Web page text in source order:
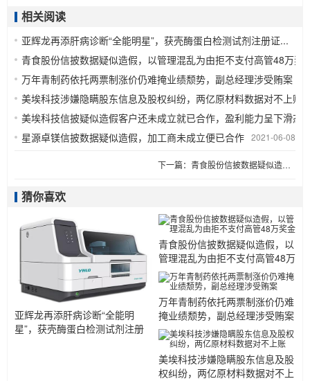
相关阅读
亚辉龙再添肝病诊断“全能明星”，获壳酶蛋白检测试剂注册证...
青食股份信披数据疑似造假，以管理混乱为由拒不支付高管48万奖
万年青制药依托两票制涨价仍难掩业绩颓势，副总经理涉受贿案
美埃科技涉嫌隐瞒股东信息及股权纠纷，两亿原材料数据对不上账
美埃科技信披疑似造假客户还未成立就已合作，盈利能力呈下滑态
星源卓镁信披数据疑似造假，加工商未成立便已合作 2021-06-08
下一篇：青食股份信披数据疑似造假，以管理混乱为由拒不支付高管48万奖金
猜你喜欢
亚辉龙再添肝病诊断“全能明
星”，获壳酶蛋白检测试剂注册
青食股份信披数据疑似造假，以
管理混乱为由拒不支付高管48万
奖金
万年青制药依托两票制涨价仍难
掩业绩颓势，副总经理涉受贿案
美埃科技涉嫌隐瞒股东信息及股
权纠纷，两亿原材料数据对不上